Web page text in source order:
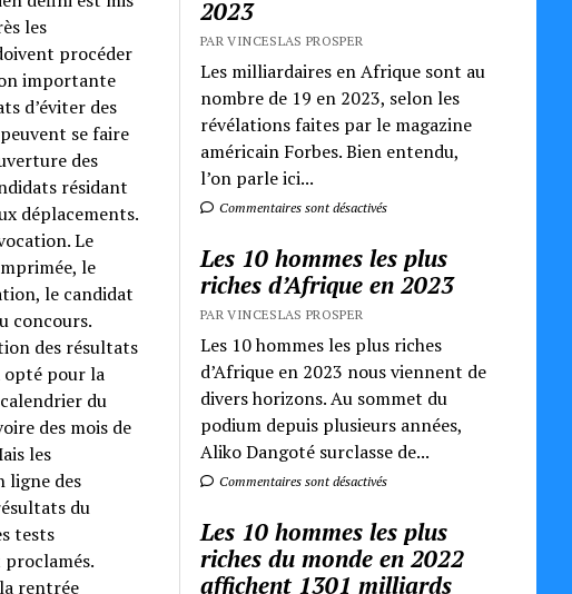
les
procéder
importante
d’éviter des
se faire
des
résidant
déplacements.
Le
le
le candidat
concours.
des résultats
opté pour la
du
des mois de
les
ligne des
du
tests
rentrée
2023
PAR VINCESLAS PROSPER
Les milliardaires en Afrique sont au
nombre de 19 en 2023, selon les
révélations faites par le magazine
américain Forbes. Bien entendu,
l’on parle ici...
Commentaires sont désactivés
Les 10 hommes les plus
riches d’Afrique en 2023
PAR VINCESLAS PROSPER
Les 10 hommes les plus riches
d’Afrique en 2023 nous viennent de
divers horizons. Au sommet du
podium depuis plusieurs années,
Aliko Dangoté surclasse de...
Commentaires sont désactivés
Les 10 hommes les plus
riches du monde en 2022
affichent 1301 milliards